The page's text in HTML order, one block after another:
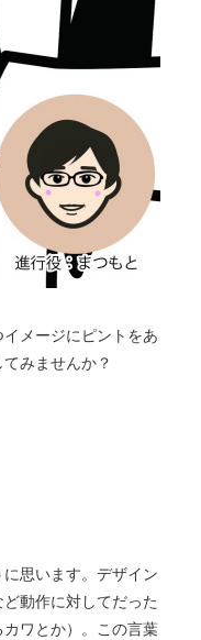
メージにピントをあ
みませんか？
思います。デザイン
動作に対してだった
ワとか）。この言葉